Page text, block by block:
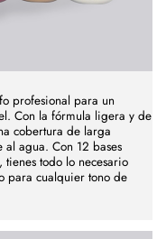
profesional para un
Con la fórmula ligera y de
cobertura de larga
agua. Con 12 bases
todo lo necesario
para cualquier tono de